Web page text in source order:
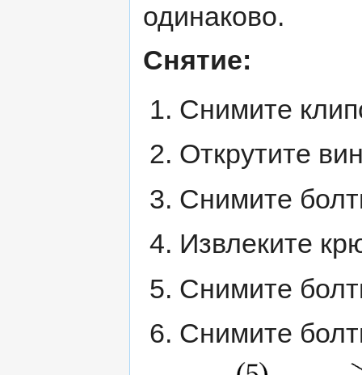
одинаково.
Снятие:
Снимите
Открутите
Снимите
Извлеките
Снимите
Снимите